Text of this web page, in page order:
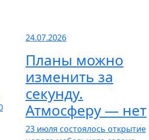
24.07.2026
Планы можно
изменить за
секунду.
Атмосферу — нет
23 июля состоялось открытие